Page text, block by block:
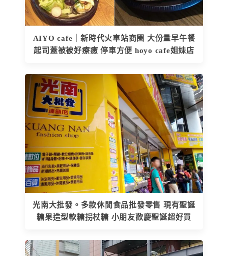
AIYO cafe｜新時代火車站商圈 大份量早午餐
起司蓋被被好療癒 停車方便 hoyo cafe姐妹店
光南大批發。多款休閒食品批發零售 現有聖誕
糖果造型軟糖拐杖糖 小朋友歡慶聖誕超好買